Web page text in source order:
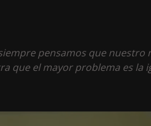
pensamos que nuestro
que el mayor problema es la